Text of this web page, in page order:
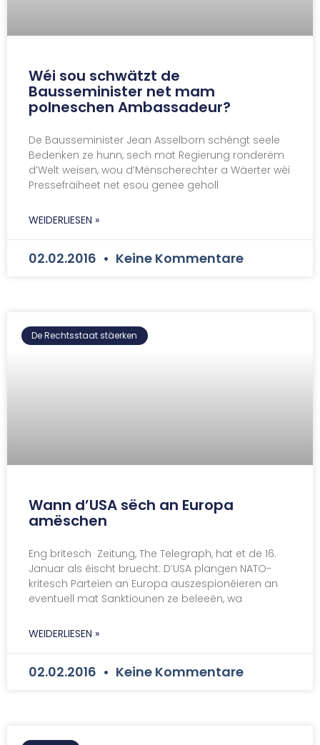
Wéi sou schwätzt de
Bausseminister net mam
polneschen Ambassadeur?
De Bausseminister Jean Asselborn schéngt seele
Bedenken ze hunn, sech mat Regierung ronderëm
d’Welt weisen, wou d’Mënscherechter a Wäerter wéi
Pressefräiheet net esou genee geholl
WEIDERLIESEN »
02.02.2016 Keine Kommentare
De Rechtsstaat stäerken
Wann d’USA sëch an Europa
amëschen
Eng britesch Zeitung, The Telegraph, hat et de 16.
Januar als éischt bruecht: D’USA plangen NATO-
kritesch Parteien an Europa auszespionéieren an
eventuell mat Sanktiounen ze beleeën, wa
WEIDERLIESEN »
02.02.2016 Keine Kommentare